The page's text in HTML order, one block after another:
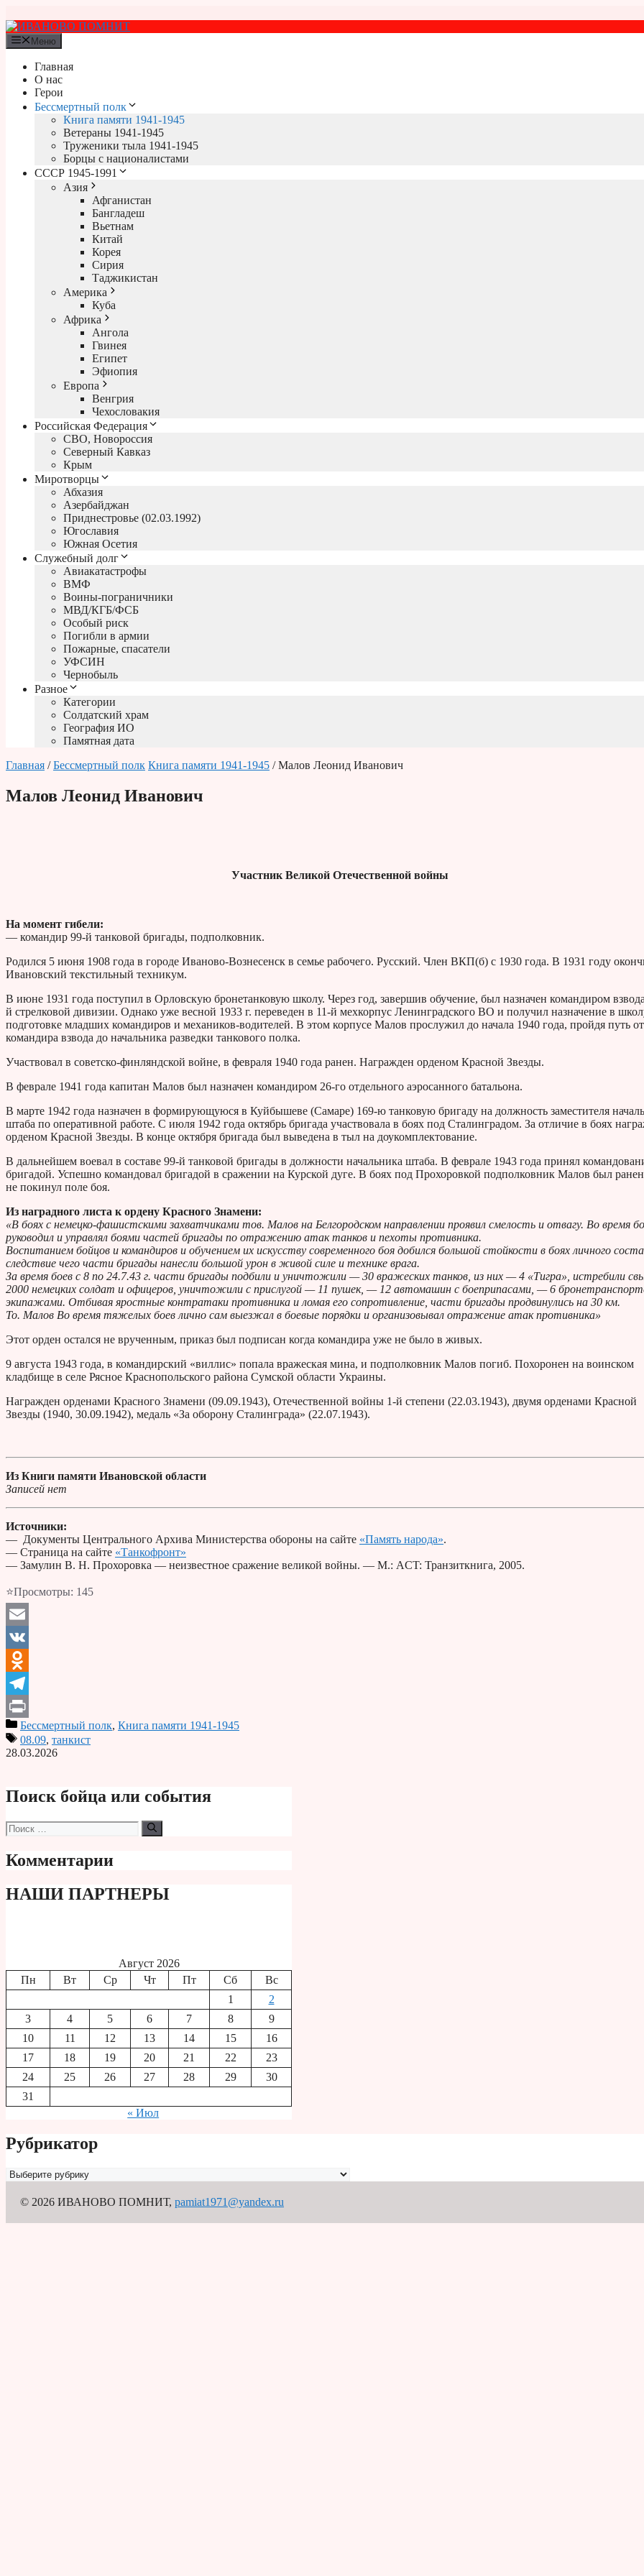
к
содержимому
Меню
Главная
О нас
Герои
Бессмертный полк
Книга памяти 1941-1945
Ветераны 1941-1945
Труженики тыла 1941-1945
Борцы с националистами
СССР 1945-1991
Азия
Афганистан
Бангладеш
Вьетнам
Китай
Корея
Сирия
Таджикистан
Америка
Куба
Африка
Ангола
Гвинея
Египет
Эфиопия
Европа
Венгрия
Чехословакия
Российская Федерация
СВО, Новороссия
Северный Кавказ
Крым
Миротворцы
Абхазия
Азербайджан
Приднестровье (02.03.1992)
Югославия
Южная Осетия
Служебный долг
Авиакатастрофы
ВМФ
Воины-пограничники
МВД/КГБ/ФСБ
Особый риск
Погибли в армии
Пожарные, спасатели
УФСИН
Чернобыль
Разное
Категории
Солдатский храм
География ИО
Памятная дата
Главная /Бессмертный полк Книга памяти 1941-1945 / Малов Леонид Иванович
Малов Леонид Иванович
Участник Великой Отечественной войны
На момент гибели:
— командир 99-й танковой бригады, подполковник.
Родился 5 июня 1908 года в городе Иваново-Вознесенск в семье рабочего. Русский. Член ВКП(б) с 1930 года. В 1931 году
Ивановский текстильный техникум.
В июне 1931 года поступил в Орловскую бронетанковую школу. Через год, завершив обучение, был назначен командиром
й стрелковой дивизии. Однако уже весной 1933 г. переведен в 11-й мехкорпус Ленинградского ВО и получил назначение в
подготовке младших командиров и механиков-водителей. В этом корпусе Малов прослужил до начала 1940 года, пройдя путь от
командира взвода до начальника разведки танкового полка.
Участвовал в советско-финляндской войне, в февраля 1940 года ранен. Награжден орденом Красной Звезды.
В феврале 1941 года капитан Малов был назначен командиром 26-го отдельного аэросанного батальона.
В марте 1942 года назначен в формирующуюся в Куйбышеве (Самаре) 169-ю танковую бригаду на должность заместителя
штаба по оперативной работе. С июля 1942 года октябрь бригада участвовала в боях под Сталинградом. За отличие в боях
орденом Красной Звезды. В конце октября бригада был выведена в тыл на доукомплектование.
В дальнейшем воевал в составе 99-й танковой бригады в должности начальника штаба. В феврале 1943 года принял
бригадой. Успешно командовал бригадой в сражении на Курской дуге. В боях под Прохоровкой подполковник Малов был
не покинул поле боя.
Из наградного листа к ордену Красного Знамени:
«В боях с немецко-фашистскими захватчиками тов. Малов на Белгородском направлении проявил смелость и отвагу. Во время
руководил и управлял боями частей бригады по отражению атак танков и пехоты противника.
Воспитанием бойцов и командиров и обучением их искусству современного боя добился большой стойкости в боях личного
следствие чего части бригады нанесли большой урон в живой силе и технике врага.
За время боев с 8 по 24.7.43 г. части бригады подбили и уничтожили — 30 вражеских танков, из них — 4 «Тигра», истребили
2000 немецких солдат и офицеров, уничтожили с прислугой — 11 пушек, — 12 автомашин с боеприпасами, — 6
экипажами. Отбивая яростные контратаки противника и ломая его сопротивление, части бригады продвинулись на 30 км.
То. Малов Во время тяжелых боев лично сам выезжал в боевые порядки и организовывал отражение атак противника»
Этот орден остался не врученным, приказ был подписан когда командира уже не было в живых.
9 августа 1943 года, в командирский «виллис» попала вражеская мина, и подполковник Малов погиб. Похоронен на воинском
кладбище в селе Рясное Краснопольского района Сумской области Украины.
Награжден орденами Красного Знамени (09.09.1943), Отечественной войны 1-й степени (22.03.1943), двумя орденами Красной
Звезды (1940, 30.09.1942), медаль «За оборону Сталинграда» (22.07.1943).
Из Книги памяти Ивановской области
Записей нет
Источники:
— Документы Центрального Архива Министерства обороны на сайте «Память народа».
— Страница на сайте «Танкофронт»
— Замулин В. Н. Прохоровка — неизвестное сражение великой войны. — М.: ACT: Транзиткнига, 2005.
⭐Просмотры: 145
Email
VK
Odnoklassniki
Telegram
PrintБессмертный полк, Книга памяти 1941-1945
08.09, танкист
28.03.2026
Поиск бойца или события
Поиск:
Комментарии
НАШИ ПАРТНЕРЫ
Август 2026
Пн
Вт Ср Чт Пт Сб
Вс
1
2
3
4 5 6 7 8
9
10
11 12 13 14 15
16
17
18 19 20 21 22
23
24
25 26 27 28 29
30
31
« Июл
Рубрикатор
Рубрикатор
© 2026 ИВАНОВО ПОМНИТ, pamiat1971@yandex.ru